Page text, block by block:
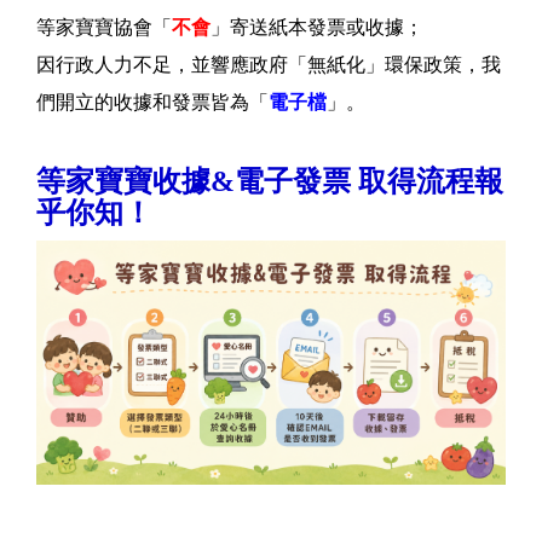
等家寶寶協會「 不會 」寄送紙本發票或收據；
因行政人力不足，並響應政府「無紙化」環保政策，我
們開立的收據和發票皆為「 電子檔 」。
等家寶寶收據&電子發票 取得流程報
乎你知！